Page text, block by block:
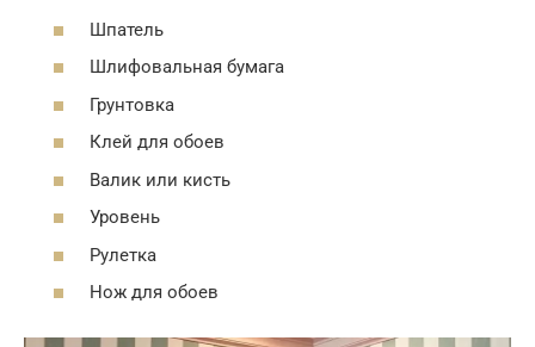
Шпатель
Шлифовальная бумага
Грунтовка
Клей для обоев
Валик или кисть
Уровень
Рулетка
Нож для обоев